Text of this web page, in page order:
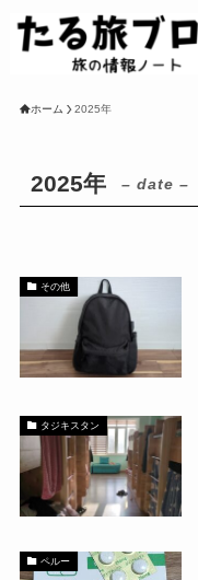
ホーム 2025年
2025年 – date –
その他
タジキスタン
ペルー